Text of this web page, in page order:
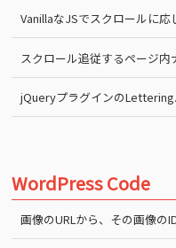
VanillaなJSでスクロールに
スクロール追従するページ内
jQueryプラグインの
WordPress Code
画像のURLから、その画像の